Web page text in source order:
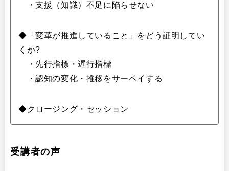
・支援（知識）不足に陥らせない
◆「変革が推進していること」をどう証明してい
くか?
・先行指標・遅行指標
・認知の変化・推移をサーベイする
◆クロージング・セッション
受講者の声